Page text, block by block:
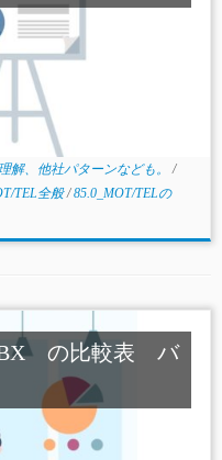
解、他社パターンなども。/
TEL全般/85.0_MOT/TELの
の比較表 バ